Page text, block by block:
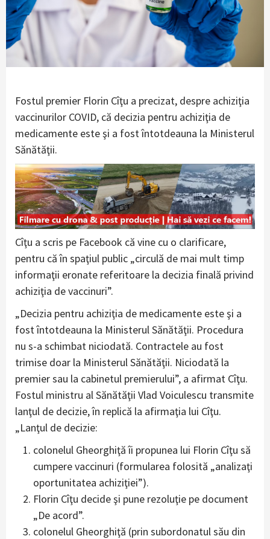
Fostul premier Florin Cîţu a precizat, despre achiziţia
vaccinurilor COVID, că decizia pentru achiziţia de
medicamente este şi a fost întotdeauna la Ministerul
Sănătăţii.
Cîţu a scris pe Facebook că vine cu o clarificare,
pentru că în spaţiul public „circulă de mai mult timp
informaţii eronate referitoare la decizia finală privind
achiziţia de vaccinuri”.
„Decizia pentru achiziţia de medicamente este şi a
fost întotdeauna la Ministerul Sănătăţii. Procedura
nu s-a schimbat niciodată. Contractele au fost
trimise doar la Ministerul Sănătăţii. Niciodată la
premier sau la cabinetul premierului”, a afirmat Cîţu.
Fostul ministru al Sănătăţii Vlad Voiculescu transmite
lanţul de decizie, în replică la afirmaţia lui Cîţu.
„Lanţul de decizie:
colonelul Gheorghiţă îi propunea lui Florin Cîţu să
cumpere vaccinuri (formularea folosită „analizaţi
oportunitatea achiziţiei”).
Florin Cîţu decide şi pune rezoluţie pe document
„De acord”.
colonelul Gheorghiţă (prin subordonatul său din